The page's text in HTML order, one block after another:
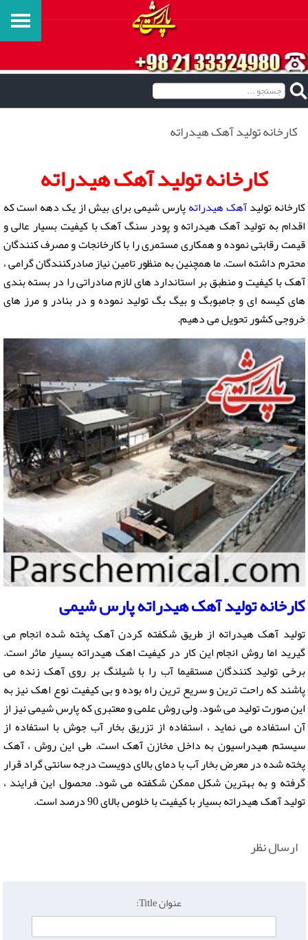
کارخانه تولید آهک هیدراته
کارخانه تولید آهک هیدراته
کارخانه تولیدآهک هیدراتهپارس شیمی برای بیش از یک دهه است که
اقدام به تولید آهک هیدراته و پودر سنگ آهک با کیفیت بسیار عالی و
قیمت رقابتی نموده و همکاری مستمری را با کارخانجات و مصرف کنندگان
محترم داشته است. ما همچنین به منظور تامین نیاز صادرکنندگان گرامی ،
آهک با کیفیت و منطبق بر استاندارد های لازم صادراتی را در بسته بندی
های کیسه ای و جامبوبگ و بیگ بگ تولید نموده و در بنادر و مرز های
خروجی کشور تحویل می دهیم.
کارخانه تولیدآهک هیدراتهپارس شیمی
تولید آهک هیدراته از طریق شکفته کردن آهک پخته شده انجام می
گیرید اما روش انجام این کار در کیفیت اهک هیدراته بسیار ماثر است.
برخی تولید کنندگان مستقیما آب را با شیلنگ بر روی آهک زنده می
پاشند که راحت ترین و سریع ترین راه بوده و بی کیفیت نوع اهک نیز به
این صورت تولید می شود. ولی روش علمی و معتبری که پارس شیمی نیز از
آن استفاده می نماید ، استفاده از تزریق بخار آب جوش با استفاده از
سیستم هیدراسیون به داخل مخازن آهک است. طی این روش ، آهک
پخته شده در معرض بخار آب با دمای بالای دویست درجه سانتی گراد قرار
گرفته و به بهترین شکل ممکن شکفته می شود. محصول این فرایند ،
تولید آهک هیدراته بسیار با کیفیت با خلوص بالای 90 درصد است.
ارسال نظر
عنوان Title: